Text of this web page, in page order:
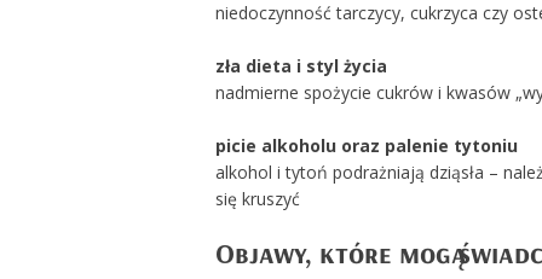
niedoczynność tarczycy, cukrzyca czy
zła dieta i styl życia
nadmierne spożycie cukrów i kwasów
picie alkoholu oraz palenie tytoniu
alkohol i tytoń podrażniają dziąsła –
się kruszyć
Objawy, które mogą